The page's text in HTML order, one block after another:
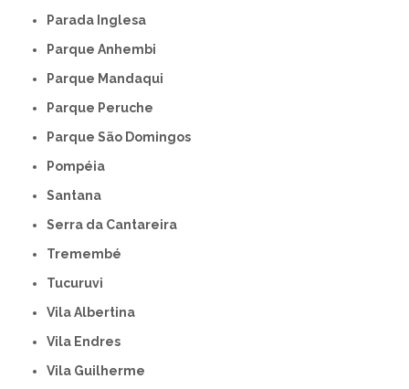
Parada Inglesa
Parque Anhembi
Parque Mandaqui
Parque Peruche
Parque São Domingos
Pompéia
Santana
Serra da Cantareira
Tremembé
Tucuruvi
Vila Albertina
Vila Endres
Vila Guilherme